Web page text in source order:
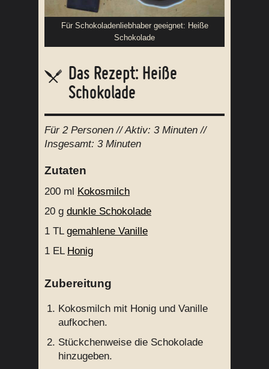
Für Schokoladenliebhaber geeignet: Heiße
Schokolade
Das Rezept: Heiße
Schokolade
Für 2 Personen // Aktiv: 3 Minuten //
Insgesamt: 3 Minuten
Zutaten
200 ml Kokosmilch
20 g dunkle Schokolade
1 TL gemahlene Vanille
1 EL Honig
Zubereitung
Kokosmilch mit Honig und Vanille
aufkochen.
Stückchenweise die Schokolade
hinzugeben.